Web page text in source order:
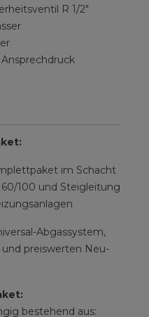
R 1/2"
im Schacht
100 und Steigleitung
Abgassystem,
und preiswerten Neu-
bestehend aus: